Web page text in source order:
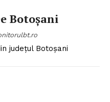
Botoșani
județul Botoșani